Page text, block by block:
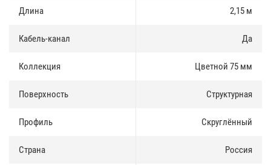
Длина 2,15 м
Кабель-канал Да
Коллекция Цветной 75 мм
Поверхность Структурная
Профиль Скруглённый
Страна Россия